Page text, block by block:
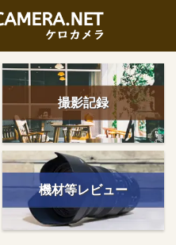
撮影記録
機材等レビュー